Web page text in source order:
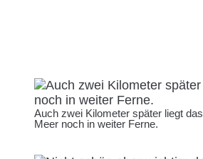
Auch zwei Kilometer später liegt das
Meer noch in weiter Ferne.